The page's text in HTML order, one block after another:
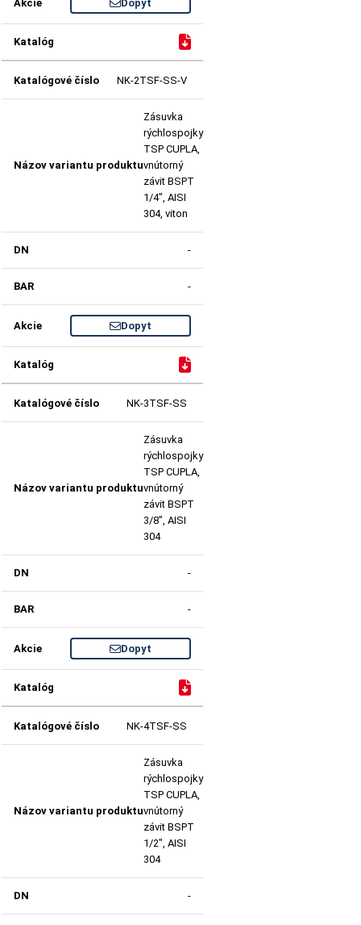
Dopyt
NK-2TSF-SS-V
Zásuvka
rýchlospojky
TSP CUPLA,
vnútorný
závit BSPT
1/4", AISI
304, viton
-
-
Dopyt
NK-3TSF-SS
Zásuvka
rýchlospojky
TSP CUPLA,
vnútorný
závit BSPT
3/8", AISI
304
-
-
Dopyt
NK-4TSF-SS
Zásuvka
rýchlospojky
TSP CUPLA,
vnútorný
závit BSPT
1/2", AISI
304
-